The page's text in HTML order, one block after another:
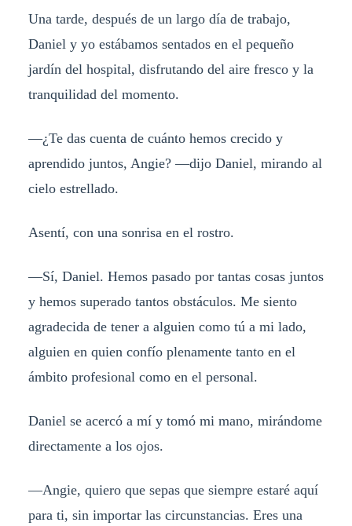
Una tarde, después de un largo día de trabajo,
Daniel y yo estábamos sentados en el pequeño
jardín del hospital, disfrutando del aire fresco y la
tranquilidad del momento.
—¿Te das cuenta de cuánto hemos crecido y
aprendido juntos, Angie? —dijo Daniel, mirando al
cielo estrellado.
Asentí, con una sonrisa en el rostro.
—Sí, Daniel. Hemos pasado por tantas cosas juntos
y hemos superado tantos obstáculos. Me siento
agradecida de tener a alguien como tú a mi lado,
alguien en quien confío plenamente tanto en el
ámbito profesional como en el personal.
Daniel se acercó a mí y tomó mi mano, mirándome
directamente a los ojos.
—Angie, quiero que sepas que siempre estaré aquí
para ti, sin importar las circunstancias. Eres una